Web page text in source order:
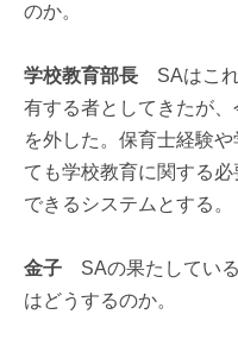
のか。
学校教育部長 SAはこれ
有する者としてきたが
を外した。保育士経験
ても学校教育に関する
できるシステムとする。
金子 SAの果たしてい
はどうするのか。